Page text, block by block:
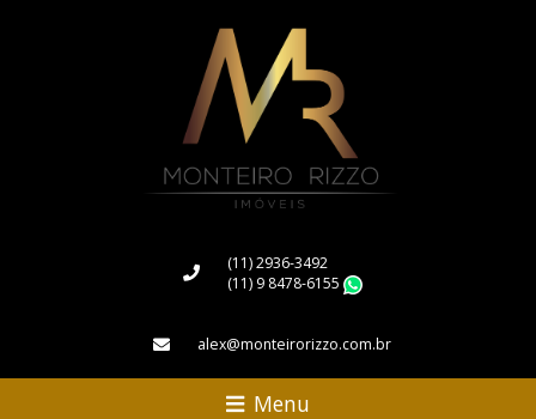
(11) 2936-3492
(11) 9 8478-6155
alex@monteirorizzo.com.br
Menu